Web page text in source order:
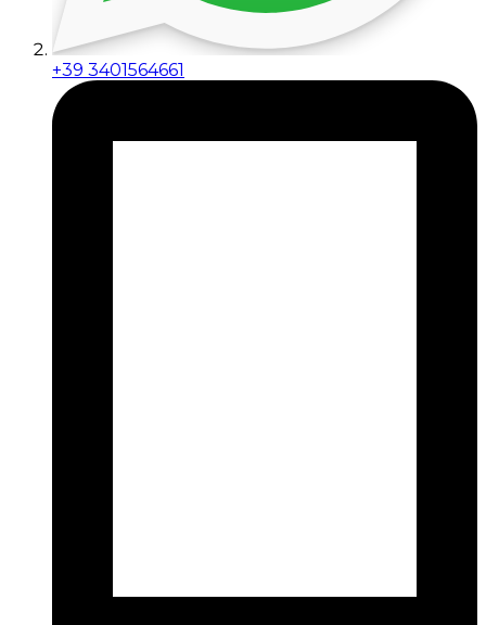
+39 3401564661